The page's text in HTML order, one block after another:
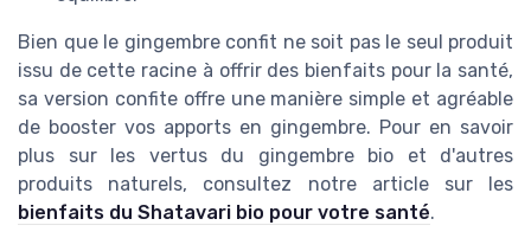
Bien que le gingembre confit ne soit pas le seul produit
issu de cette racine à offrir des bienfaits pour la santé,
sa version confite offre une manière simple et agréable
de booster vos apports en gingembre. Pour en savoir
plus sur les vertus du gingembre bio et d'autres
produits naturels, consultez notre article sur les
bienfaits du Shatavari bio pour votre santé.